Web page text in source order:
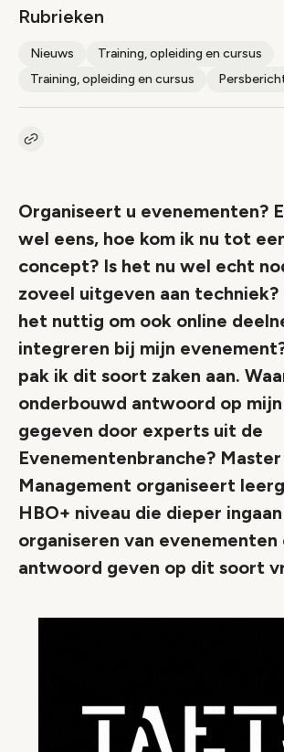
Rubrieken
Nieuws
Training, opleiding en cursus
Training, opleiding en cursus
Kopieer link naar artikel
Organiseert u evenementen?
wel eens, hoe kom ik nu tot
concept? Is het nu wel echt
zoveel uitgeven aan techniek?
het nuttig om ook online
integreren bij mijn
pak ik dit soort zaken aan.
onderbouwd antwoord op
gegeven door experts uit de
Evenementenbranche?
Management organiseert
HBO+ niveau die dieper
organiseren van evenementen
antwoord geven op dit soort